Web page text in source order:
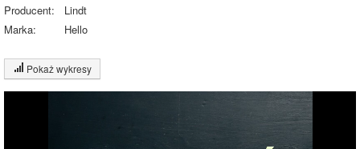
Producent:
Lindt
Marka:
Hello
Pokaż wykresy
Wykres składu produktu